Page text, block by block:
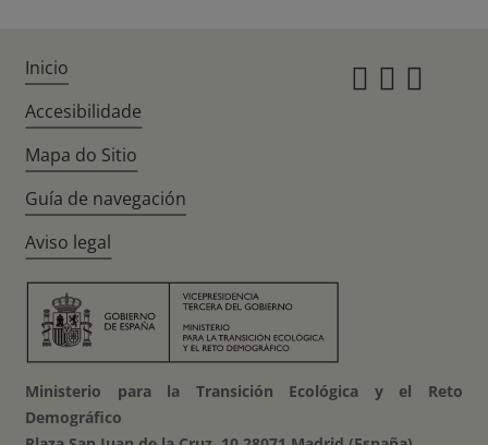
Inicio
Accesibilidade
Mapa do Sitio
Guía de navegación
Aviso legal
Ministerio para la Transición Ecológica y el Reto
Demográfico